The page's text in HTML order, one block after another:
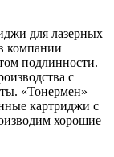
для лазерных
компании
подлинности.
с
«Тонермен» –
картриджи с
хорошие